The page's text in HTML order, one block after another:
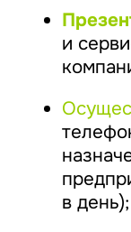
и
в день);